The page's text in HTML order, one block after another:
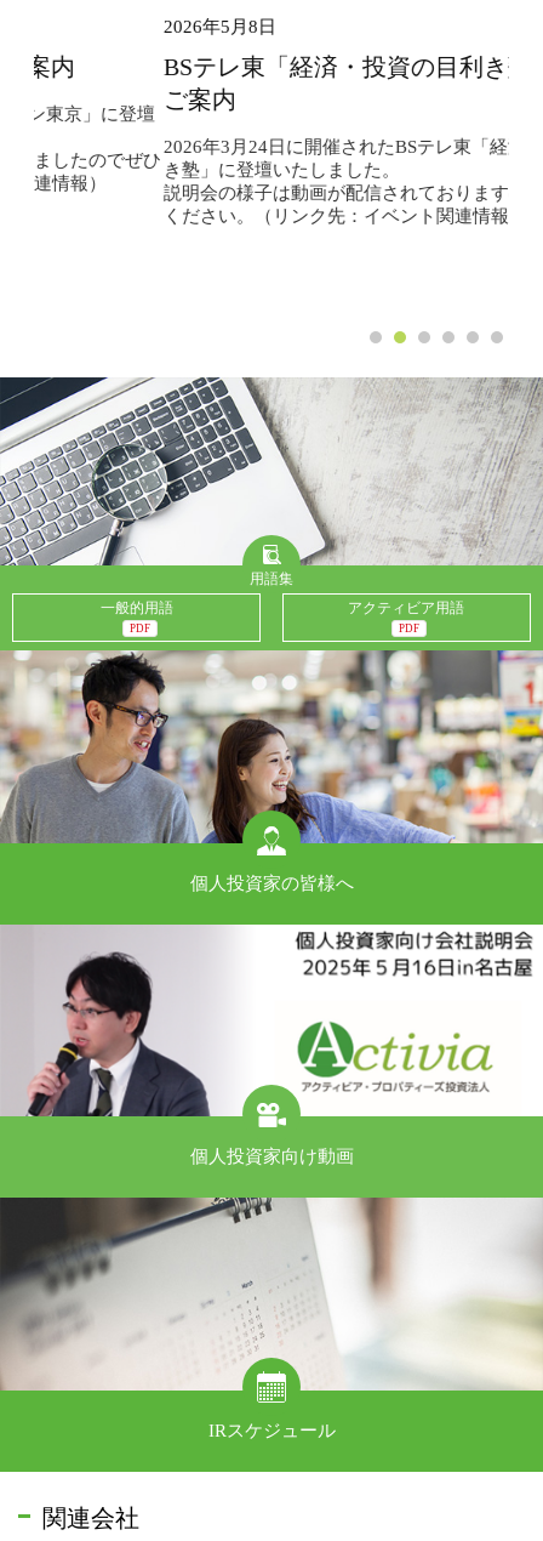
登壇
ぜひ
BSテレ東「経済・投資の目利き塾」出演の
ご案内
2026年3月24日に開催されたBSテレ東「経済・投資の目利
き塾」に登壇いたしました。
説明会の様子は動画が配信されておりますのでぜひご視聴
ください。（リンク先：イベント関連情報）
用語集
一般的用語
PDF
アクティビア用語
PDF
個人投資家の皆様へ
個人投資家向け動画
IRスケジュール
関連会社